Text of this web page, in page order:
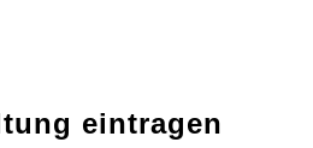
eintragen